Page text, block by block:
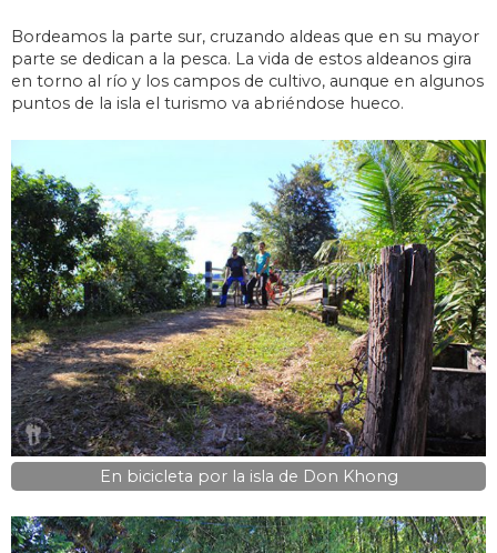
Bordeamos la parte sur, cruzando aldeas que en su mayor
parte se dedican a la pesca. La vida de estos aldeanos gira
en torno al río y los campos de cultivo, aunque en algunos
puntos de la isla el turismo va abriéndose hueco.
En bicicleta por la isla de Don Khong